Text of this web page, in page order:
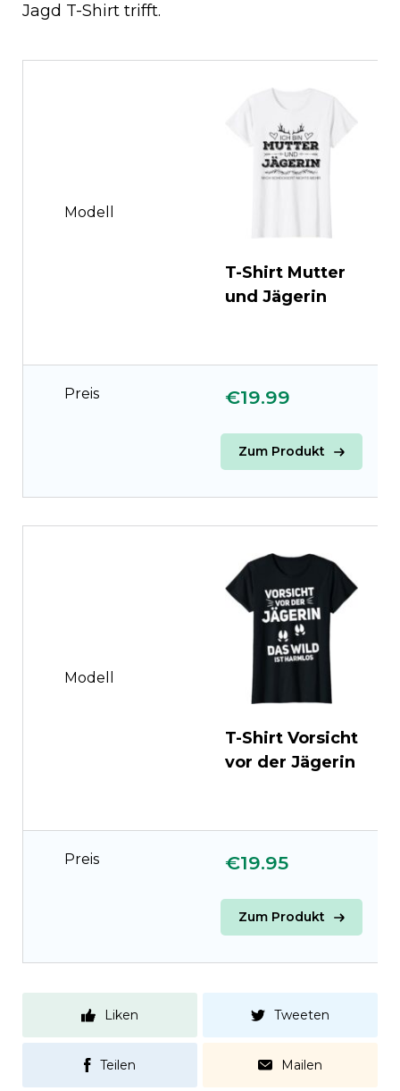
Jagd T-Shirt trifft.
Modell
T-Shirt Mutter
und Jägerin
Preis €19.99
Zum Produkt
Modell
T-Shirt Vorsicht
vor der Jägerin
Preis €19.95
Zum Produkt
Liken Tweeten
Teilen Mailen